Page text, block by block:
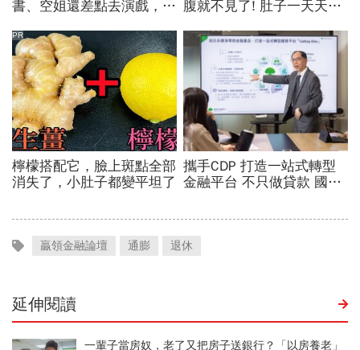
贏領金融論壇 通膨 退休
延伸閱讀
一輩子當房奴，老了又把房子送銀行？「以房養老」